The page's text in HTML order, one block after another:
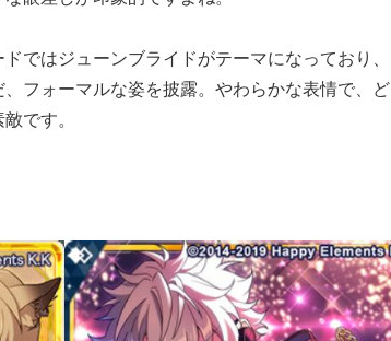
ではジューンブライドがテーマになっており、
フォーマルな姿を披露。 やわらかな表情で、ど
です。